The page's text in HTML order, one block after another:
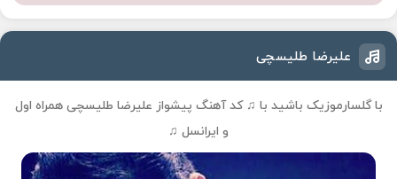
علیرضا طلیسچی
با گلسارموزیک باشید با ♫کد آهنگ پیشواز علیرضا طلیسچی همراه اول
و ایرانسل ♫